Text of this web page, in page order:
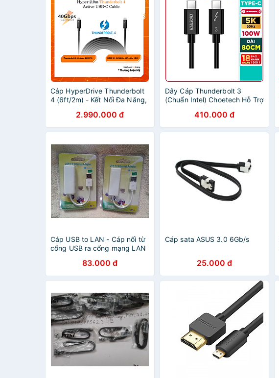
Cáp HyperDrive Thunderbolt
4 (6ft/2m) - Kết Nối Đa Năng,
Laptop và các thiết bị,
HDTB4AC2GL - Hàng Chính
Hãng
2.990.000 đ
Dây Cáp Thunderbolt 3
(Chuẩn Intel) Choetech Hỗ Trợ
100W, Video 4K @ 60Hz kép /
5K 0.7m A3007 - Hàng Chính
Hãng
410.000 đ
Cáp USB to LAN - Cáp nối từ
cổng USB ra cổng mạng LAN
màu trắng - Hàng chính hãng
83.000 đ
Cáp sata ASUS 3.0 6Gb/s
25.000 đ